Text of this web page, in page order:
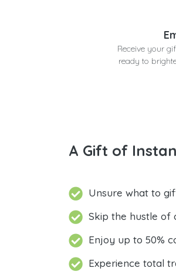
Receive your
ready to
A Gift of
Unsure what to
Skip the hustle of
Enjoy up to 50%
Experience total